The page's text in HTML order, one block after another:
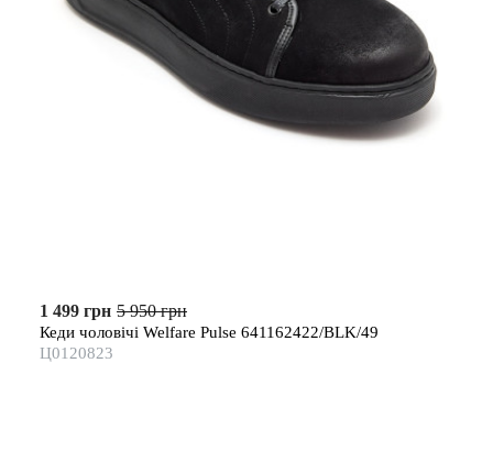
1 499 грн 5 950 грн
Кеди чоловічі Welfare Pulse 641162422/BLK/49
Ц0120823